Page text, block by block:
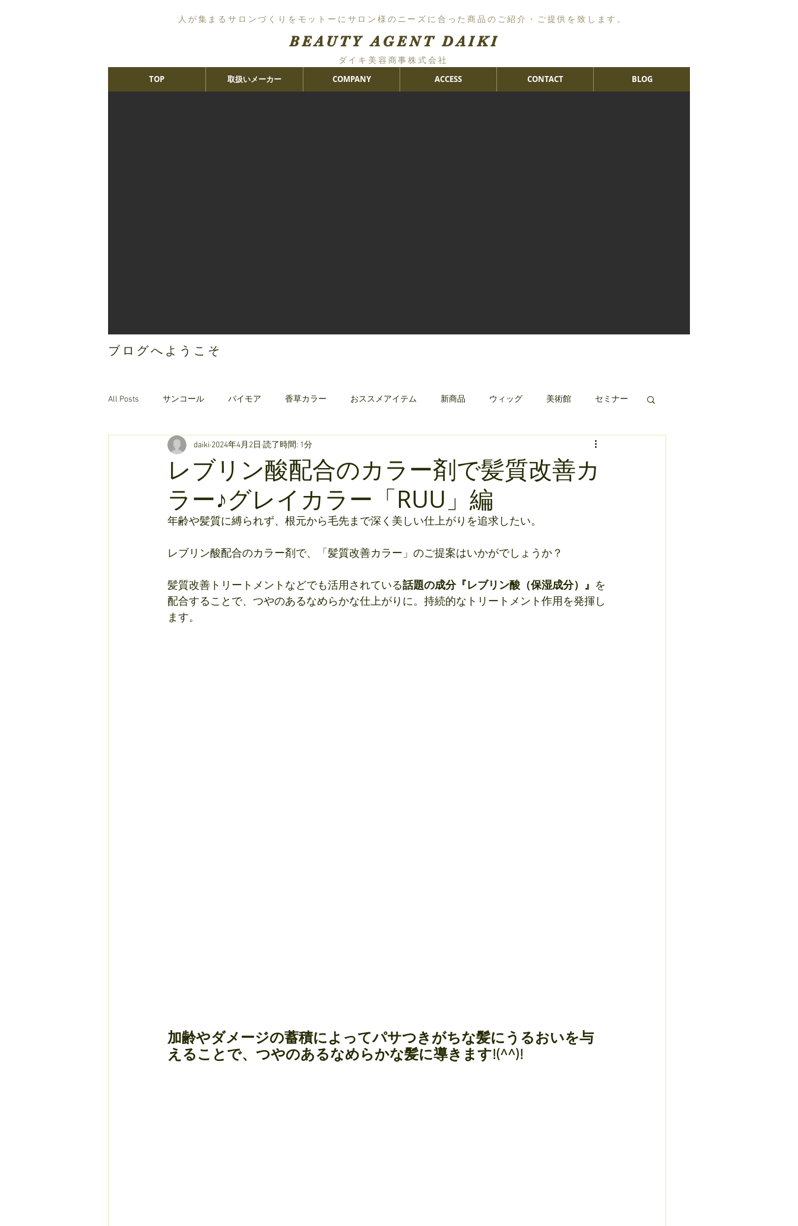
人が集まるサロンづくりをモットーにサロン様のニーズに合った商品のご紹介・ご提供を致します。
BEAUTY AGENT DAIKI
TOP 取扱いメーカー COMPANY ACCESS CONTACT BLOG
ダイキ美容商事株式会社
ブログへようこそ
All Posts サンコール パイモア 香草カラー おススメアイテム 新商品 ウィッグ 美術館 セミナー
オリジナルヘアケア クリレージュ
レブリン酸配合のカラー剤で髪質改善カ
ラー♪グレイカラー「RUU」編
daiki 2024年4月2日 読了時間: 1分
年齢や髪質に縛られず、根元から毛先まで深く美しい仕上がりを追求したい。
レブリン酸配合のカラー剤で、「髪質改善カラー」のご提案はいかがでしょうか？
髪質改善トリートメントなどでも活用されている話題の成分『レブリン酸（保湿成分）』 を
配合することで、つやのあるなめらかな仕上がりに。持続的なトリートメント作用を発揮し
ます。
加齢やダメージの蓄積によってパサつきがちな髪にうるおいを与
えることで、つやのあるなめらかな髪に導きます!(^^)!